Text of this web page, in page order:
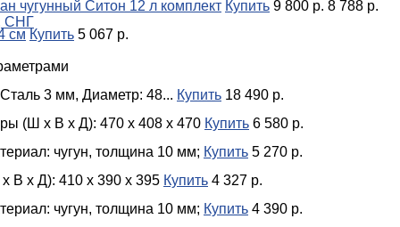
СНГ
чугунный Ситон 12 л комплект Купить 9 800 р. 8 788 р.
см Купить 5 067 р.
3 мм, Диаметр: 48... Купить 18 490 р.
(Ш х В х Д): 470 x 408 x 470 Купить 6 580 р.
чугун, толщина 10 мм; Купить 5 270 р.
В х Д): 410 x 390 x 395 Купить 4 327 р.
чугун, толщина 10 мм; Купить 4 390 р.